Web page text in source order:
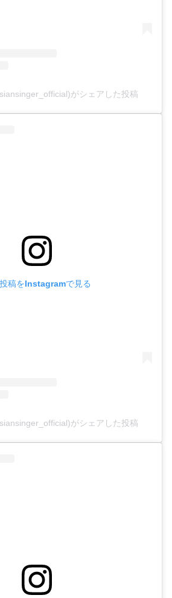
がシェアした投稿
稿をInstagramで見る
がシェアした投稿